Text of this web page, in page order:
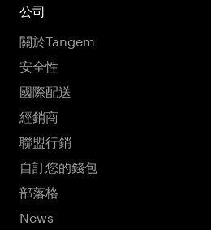
公司
關於Tangem
安全性
國際配送
經銷商
聯盟行銷
自訂您的錢包
部落格
News